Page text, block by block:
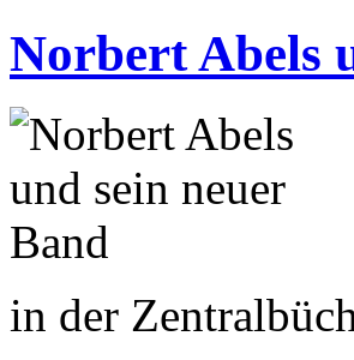
Norbert Abels
in der